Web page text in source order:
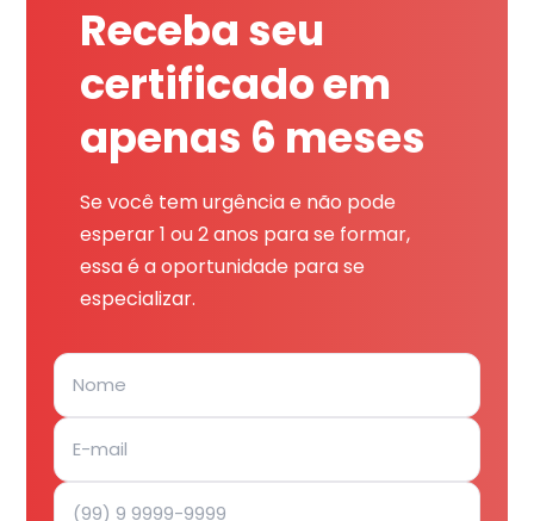
Receba seu
certificado em
apenas 6 meses
Se você tem urgência e não pode
esperar 1 ou 2 anos para se formar,
essa é a oportunidade para se
especializar.